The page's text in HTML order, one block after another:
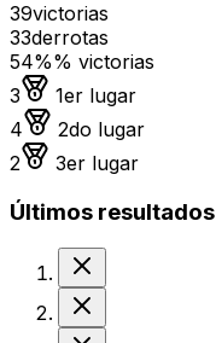
39victorias
33derrotas
54%% victorias
3
Medalla de oro
1er lugar
4
Medalla de plata
2do lugar
2
Medalla de bronce
3er lugar
Últimos resultados